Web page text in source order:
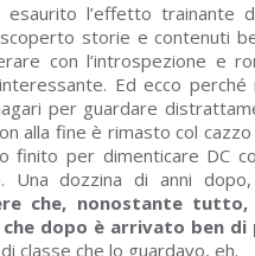
esaurito l’effetto trainante
storie e contenuti
con l’introspezione e
Ed ecco
per guardare
alla fine è rimasto col
finito per dimenticare DC
Una dozzina di anni dopo,
che, nonostante
che dopo è arrivato ben di
classe che lo guardavo, eh.